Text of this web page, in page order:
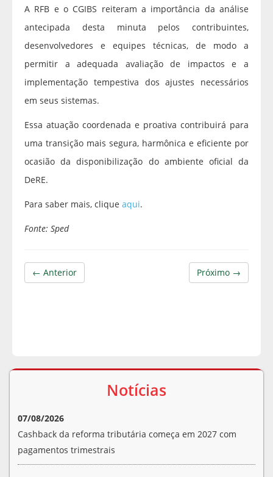
A RFB e o CGIBS reiteram a importância da análise
antecipada desta minuta pelos contribuintes,
desenvolvedores e equipes técnicas, de modo a
permitir a adequada avaliação de impactos e a
implementação tempestiva dos ajustes necessários
em seus sistemas.
Essa atuação coordenada e proativa contribuirá para
uma transição mais segura, harmônica e eficiente por
ocasião da disponibilização do ambiente oficial da
DeRE.
Para saber mais, clique aqui.
Fonte: Sped
Próximo →
← Anterior
Notícias
07/08/2026
Cashback da reforma tributária começa em 2027 com
pagamentos trimestrais